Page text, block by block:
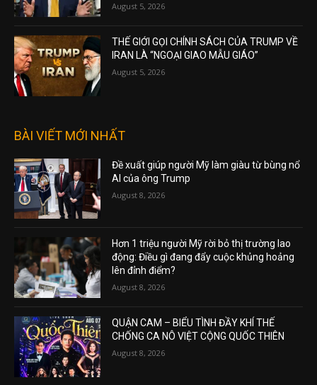
August 5, 2026
THẾ GIỚI GỌI CHÍNH SÁCH CỦA TRUMP VỀ
IRAN LÀ “NGOẠI GIAO MẪU GIÁO”
August 5, 2026
BÀI VIẾT MỚI NHẤT
Đề xuất giúp người Mỹ làm giàu từ bùng nổ
AI của ông Trump
August 8, 2026
Hơn 1 triệu người Mỹ rời bỏ thị trường lao
động: Điều gì đang đẩy cuộc khủng hoảng
lên đỉnh điểm?
August 8, 2026
QUẬN CAM – BIỂU TÌNH ĐẦY KHÍ THẾ
CHỐNG CA NÔ VIỆT CỘNG QUỐC THIÊN
August 8, 2026